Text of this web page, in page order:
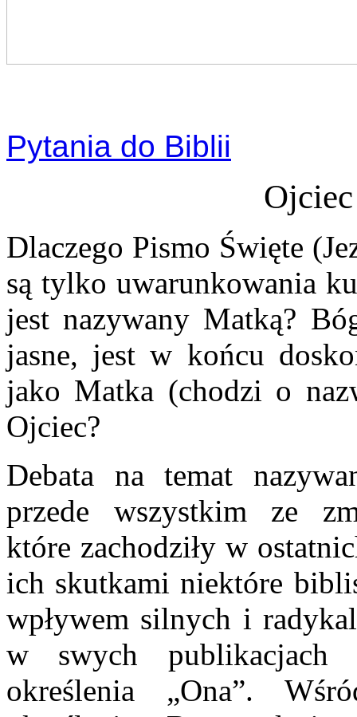
Pytania do Biblii
Dlaczego Pismo Święte
są tylko uwarunkowania
jest nazywany Matką?
jasne, jest w końcu
jako Matka (chodzi o
Ojciec?
Debata na temat
przede wszystkim ze
które zachodziły w
ich skutkami niektóre
wpływem silnych i
w swych publikacjach
określenia „Ona”.